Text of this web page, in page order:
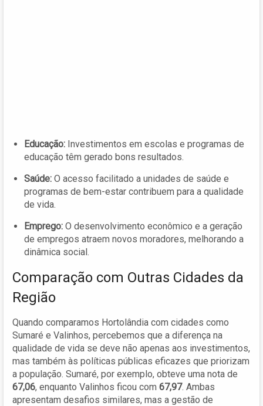
Educação: Investimentos em escolas e programas de
educação têm gerado bons resultados.
Saúde: O acesso facilitado a unidades de saúde e
programas de bem-estar contribuem para a qualidade
de vida.
Emprego: O desenvolvimento econômico e a geração
de empregos atraem novos moradores, melhorando a
dinâmica social.
Comparação com Outras Cidades da
Região
Quando comparamos Hortolândia com cidades como
Sumaré e Valinhos, percebemos que a diferença na
qualidade de vida se deve não apenas aos investimentos,
mas também às políticas públicas eficazes que priorizam
a população. Sumaré, por exemplo, obteve uma nota de
67,06, enquanto Valinhos ficou com 67,97. Ambas
apresentam desafios similares, mas a gestão de